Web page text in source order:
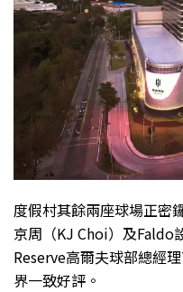
度假村其餘兩座球場正密
京周（KJ Choi）及Faldo
Reserve高爾夫球部總經
界一致好評。